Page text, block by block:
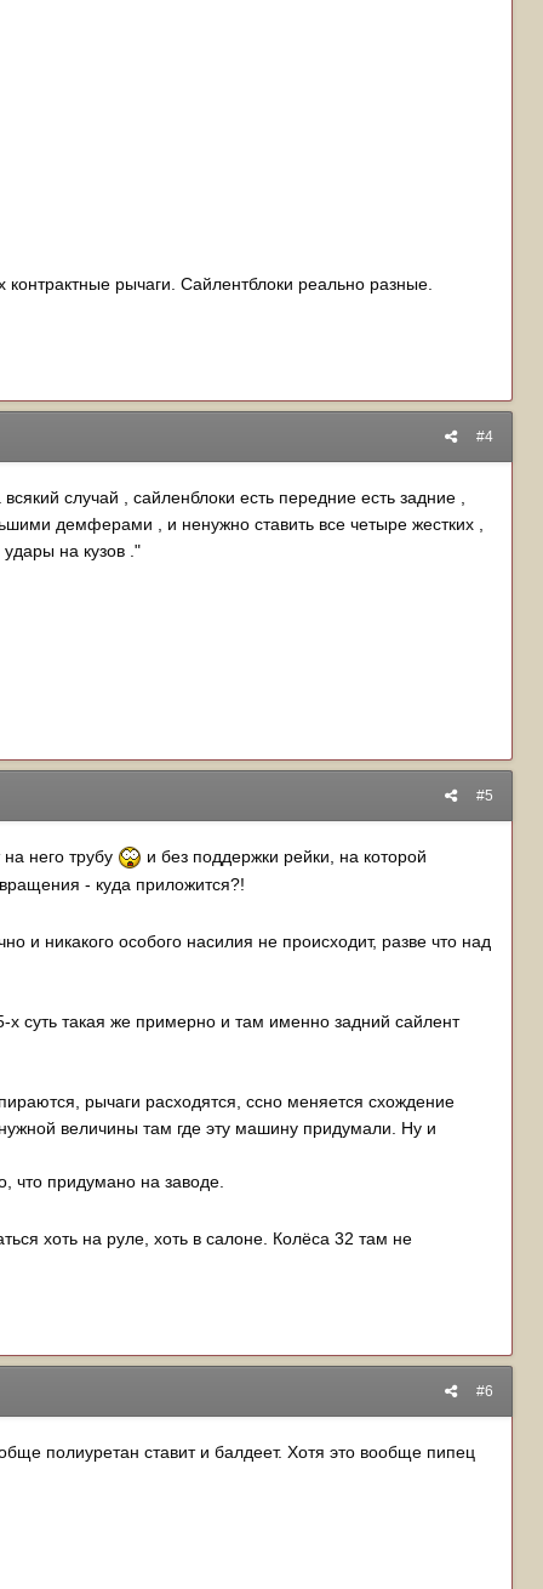
рычаги. Сайлентблоки реально разные.
#4
случай , сайленблоки есть передние есть задние ,
демферами , и ненужно ставить все четыре жестких ,
на кузов ."
#5
него трубу
и без поддержки рейки, на которой
- куда приложится?!
и никакого особого насилия не происходит, разве что над
суть такая же примерно и там именно задний сайлент
рычаги расходятся, ссно меняется схождение
величины там где эту машину придумали. Ну и
что придумано на заводе.
хоть на руле, хоть в салоне. Колёса 32 там не
#6
полиуретан ставит и балдеет. Хотя это вообще пипец